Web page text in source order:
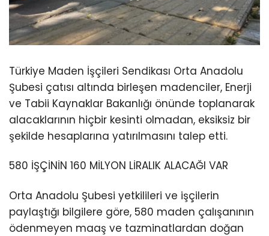
Türkiye Maden İşçileri Sendikası Orta Anadolu
Şubesi çatısı altında birleşen madenciler, Enerji
ve Tabii Kaynaklar Bakanlığı önünde toplanarak
alacaklarının hiçbir kesinti olmadan, eksiksiz bir
şekilde hesaplarına yatırılmasını talep etti.
580 İŞÇİNİN 160 MİLYON LİRALIK ALACAĞI VAR
Orta Anadolu Şubesi yetkilileri ve işçilerin
paylaştığı bilgilere göre, 580 maden çalışanının
ödenmeyen maaş ve tazminatlardan doğan